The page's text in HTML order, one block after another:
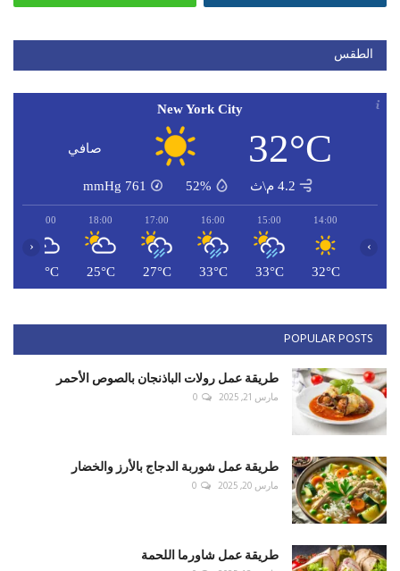
الطقس
New York City
32°C صافي
4.2 م\ث 52%
761
mmHg
14:00
32°C
15:00
33°C
16:00
33°C
17:00
27°C
18:00
25°C
19:00
26°C
‹ ›
POPULAR POSTS
طريقة عمل رولات الباذنجان بالصوص الأحمر
مارس 21, 2025 0
طريقة عمل شوربة الدجاج بالأرز والخضار
مارس 20, 2025 0
طريقة عمل شاورما اللحمة